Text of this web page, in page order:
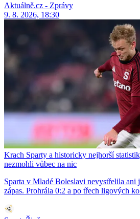
Aktuálně.cz - Zprávy
9. 8. 2026, 18:30
Krach Sparty a historicky nejhorší
nezmohli vůbec na nic
Sparta v Mladé Boleslavi nevystřelila ani
zápas. Prohrála 0:2 a po třech ligových